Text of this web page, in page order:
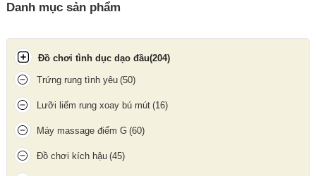
Danh mục sản phẩm
Đồ chơi tình dục dạo đầu(204)
Trứng rung tình yêu (50)
Lưỡi liếm rung xoay bú mút (16)
Máy massage điểm G (60)
Đồ chơi kích hậu (45)